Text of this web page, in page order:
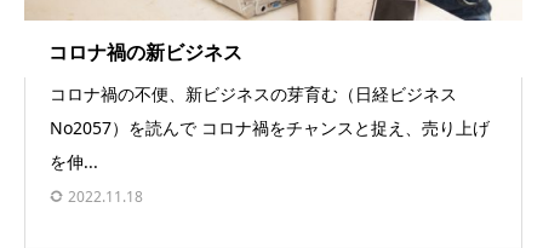
コロナ禍の新ビジネス
コロナ禍の不便、新ビジネスの芽育む（日経ビジネス
No2057）を読んで コロナ禍をチャンスと捉え、売り上げ
を伸...
2022.11.18